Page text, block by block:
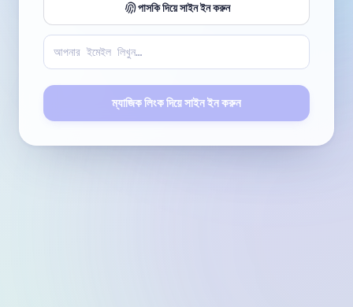
পাসকি দিয়ে সাইন ইন করুন
ম্যাজিক লিংক দিয়ে সাইন ইন করুন